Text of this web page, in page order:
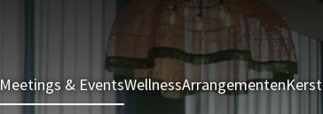
Meetings & EventsWellnessArrangementenKerst